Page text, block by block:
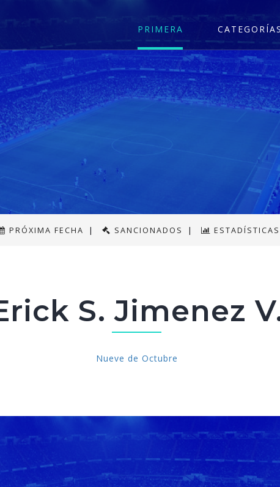
PRIMERA CATEGORÍAS
PRÓXIMA FECHA | SANCIONADOS | ESTADÍSTICAS
S. Jimenez
Nueve de Octubre